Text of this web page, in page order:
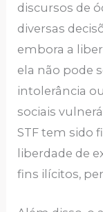
discursos de
diversas
embora a
ela não pode
intolerância
sociais
STF tem sido
liberdade de
fins ilícitos,